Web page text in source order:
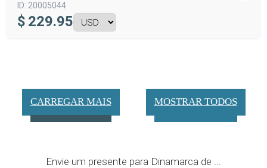
ID: 20005044
$ 229.95
CARREGAR MAIS MOSTRAR TODOS
Envie um presente para Dinamarca de ...